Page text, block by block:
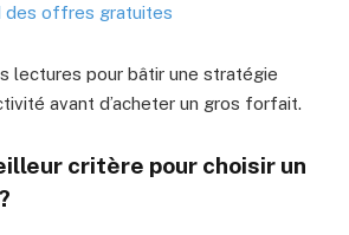
des offres gratuites
lectures pour bâtir une stratégie
avant d’acheter un gros forfait.
critère pour choisir un